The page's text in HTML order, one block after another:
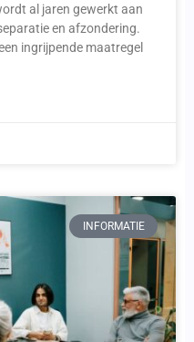
al jaren gewerkt aan
en afzondering.
ingrijpende maatregel
INFORMATIE